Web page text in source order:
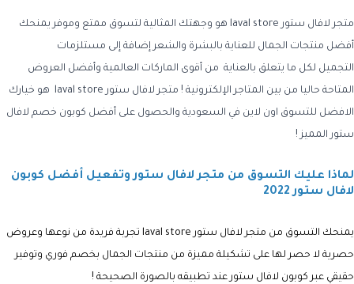
متجر لافال ستور laval store هو وجهتك المثالية لتسوق ممتع وموفر يمنحك
أفضل منتجات الجمال للعناية بالبشرة والشعر إضافة إلى مستلزمات
التجميل لكل ما يتعلق بالعناية من أقوى الماركات العالمية وأفضل العروض
المتاحة حاليا من بين المتاجر الإلكترونية ! متجر لافال ستور laval store هو خيارك
الافضل للتسوق اون لاين في السعودية والحصول على أفضل كوبون خصم لافال
ستور المميز !
لماذا عليك التسوق من متجر لافال ستور وتفعيل أفضل كوبون
لافال ستور 2022
يمنحك التسوق من متجر لافال ستور laval store تجربة فريدة من نوعها وعروض
حصرية لا حصر لها على تشكيلة مميزة من منتجات الجمال بخصم فوري وتوفير
حقيقي عبر كوبون لافال ستور عند تطبيقه بالصورة الصحيحة !